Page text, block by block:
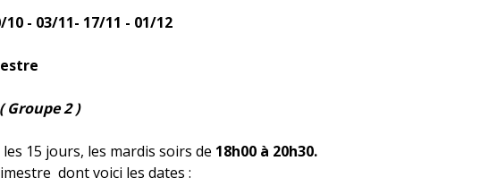
- 03/11- 17/11 - 01/12
Groupe 2 )
15 jours, les mardis soirs de 18h00 à 20h30.
dont voici les dates :